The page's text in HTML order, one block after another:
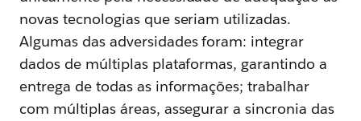
novas tecnologias que seriam utilizadas.
Algumas das adversidades foram: integrar
dados de múltiplas plataformas, garantindo a
entrega de todas as informações; trabalhar
com múltiplas áreas, assegurar a sincronia das